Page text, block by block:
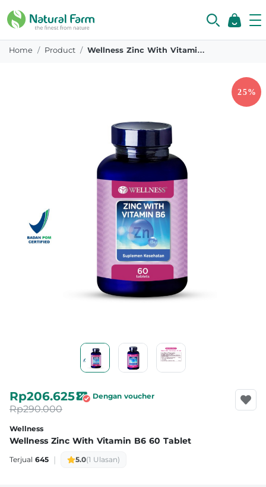
Home Product Wellness Zinc With Vitamin B6 60 Tablet
Wellness
Wellness Zinc With Vitamin B6 60 Tablet
Terjual 645 | 5.0(1 Ulasan)
Rp206.625 Dengan voucher
Rp290.000